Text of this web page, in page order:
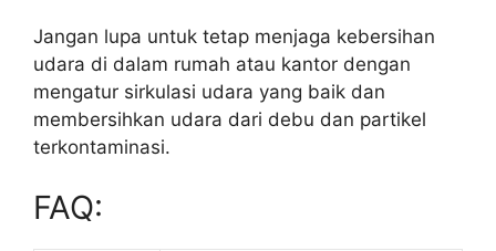
Jangan lupa untuk tetap menjaga kebersihan
udara di dalam rumah atau kantor dengan
mengatur sirkulasi udara yang baik dan
membersihkan udara dari debu dan partikel
terkontaminasi.
FAQ: